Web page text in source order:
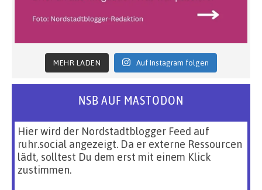
MEHR LADEN Auf Instagram folgen
NSB AUF MASTODON
Hier wird der Nordstadtblogger Feed auf
ruhr.social angezeigt. Da er externe Ressourcen
lädt, solltest Du dem erst mit einem Klick
zustimmen.